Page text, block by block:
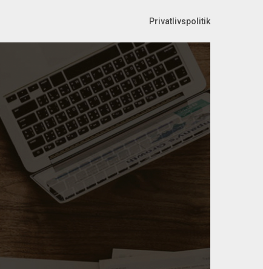
Privatlivspolitik